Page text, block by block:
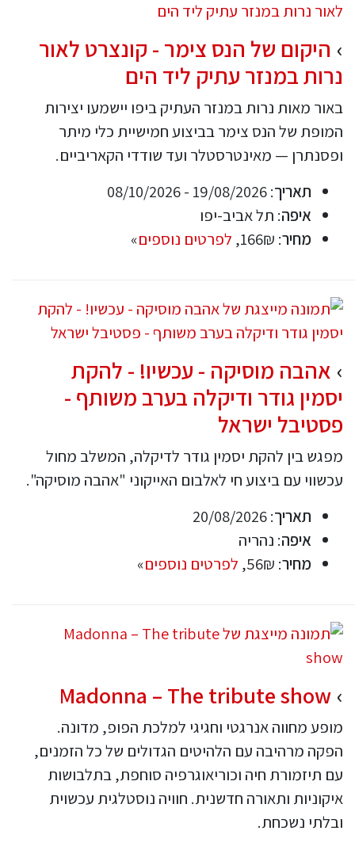
היקום של הנס צימר - קונצרט לאור
נרות במנזר עתיק ליד הים
באור מאות נרות במנזר העתיק ביפו יישמעו יצירות
המופת של הנס צימר בביצוע חמישיית כלי מיתר
ופסנתרן — מאינטרסטלר ועד שודדי הקאריביים.
תאריך: 19/08/2026 - 08/10/2026
איפה: תל אביב-יפו
מחיר: 166₪, לפרטים נוספים»
אהבה מוסיקה - עכשיו! - להקת
יסמין גודר ודיקלה בערב משותף -
פסטיבל ישראל
מפגש בין להקת יסמין גודר לדיקלה, המשלב מחול
עכשווי עם ביצוע חי לאלבום האייקוני "אהבה מוסיקה".
תאריך: 20/08/2026
איפה: נהריה
מחיר: 56₪, לפרטים נוספים»
Madonna – The tribute show
מופע מחווה אנרגטי וחגיגי למלכת הפופ, מדונה.
הפקה מרהיבה עם הלהיטים הגדולים של כל הזמנים,
עם תיזמורת חיה וכוריאוגרפיה סוחפת, בתלבושות
איקוניות ותאורה חדשנית. חוויה נוסטלגית עכשוית
ובלתי נשכחת.